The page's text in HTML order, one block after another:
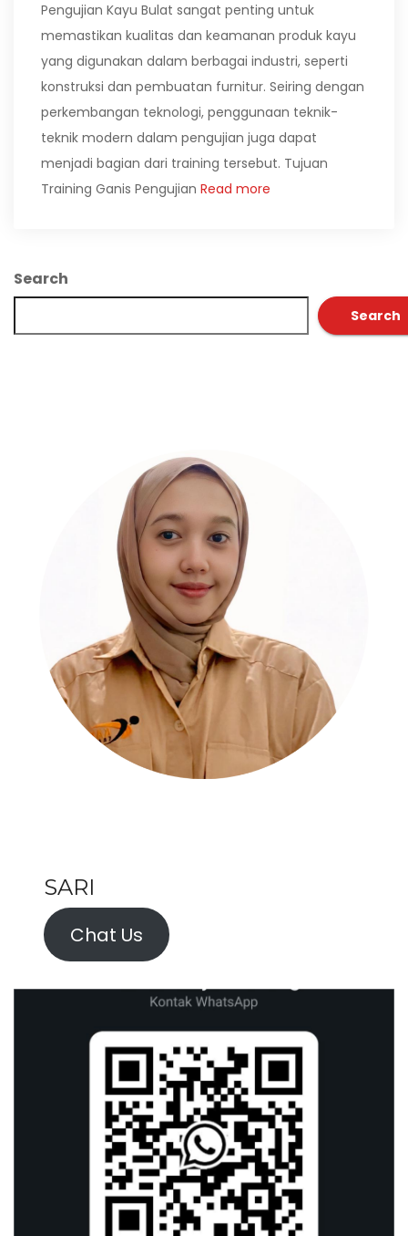
Pengujian Kayu Bulat sangat penting untuk
memastikan kualitas dan keamanan produk kayu
yang digunakan dalam berbagai industri, seperti
konstruksi dan pembuatan furnitur. Seiring dengan
perkembangan teknologi, penggunaan teknik-
teknik modern dalam pengujian juga dapat
menjadi bagian dari training tersebut. Tujuan
Training Ganis Pengujian Read more
Search
Search
SARI
Chat Us